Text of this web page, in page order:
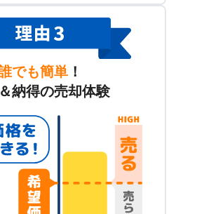
でも簡単 ！
納得の売却体験